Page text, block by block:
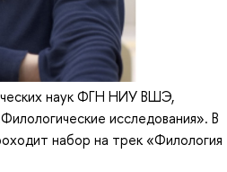
наук ФГН НИУ ВШЭ,
исследования». В
набор на трек «Филология